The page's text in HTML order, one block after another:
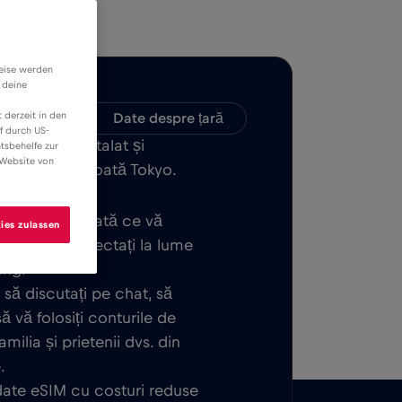
Date despre țară
ușor de instalat și
în sau în toată Tokyo.
bază. Odată ce vă
să vă conectați la lume
discutați pe chat, să
vă folosiți conturile de
și prietenii dvs. din
eSIM cu costuri reduse
werden
deine
derzeit in den
durch US-
zur
von
zulassen